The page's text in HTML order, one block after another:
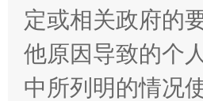
受贿1.44亿！段成刚被判无
定或相关政府的
他原因导致的个
中所列明的情况